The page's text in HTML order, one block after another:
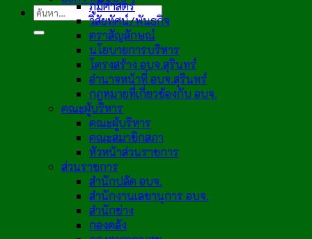
ภูมิศาสตร์
วิสัยทัศน์/พันธกิจ
ตราสัญลักษณ์
นโยบายการบริหาร
โครงสร้าง อบจ.สุรินทร์
อำนาจหน้าที่ อบจ.สุรินทร์
กฎหมายที่เกี่ยวข้องกับ อบจ.
คณะผู้บริหาร
คณะผู้บริหาร
คณะสมาชิกสภา
หัวหน้าส่วนราชการ
ส่วนราชการ
สำนักปลัด อบจ.
สำนักงานเลขานุการ อบจ.
สำนักช่าง
กองคลัง